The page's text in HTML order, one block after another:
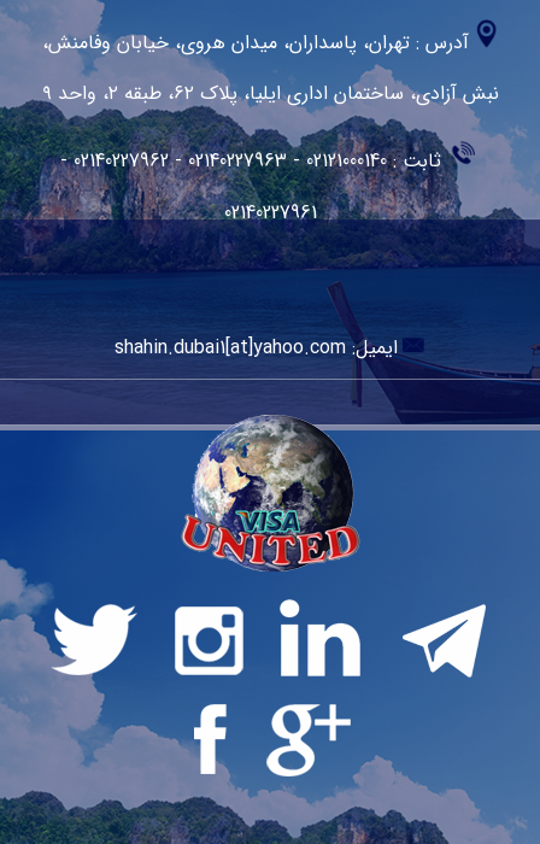
آدرس : تهران، پاسداران، میدان هروی، خیابان وفا‌منش،
نبش آزادی، ساختمان اداری ایلیا، پلاک ۶۲، طبقه ۲، واحد ۹
ثابت : 02121000140 - 02140227963 - 02140227962 -
02140227961
ایمیل: shahin.dubai1[at]yahoo.com